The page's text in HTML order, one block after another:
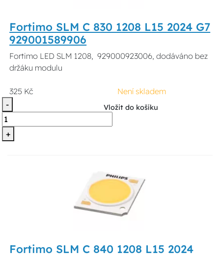
Fortimo SLM C 830 1208 L15 2024 G7
929001589906
Fortimo LED SLM 1208, 929000923006, dodáváno bez
držáku modulu
325 Kč
Není skladem
-
+
Vložit do košíku
Fortimo SLM C 840 1208 L15 2024